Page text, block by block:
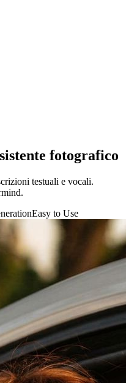
fotografico
testuali e vocali.
Easy to Use